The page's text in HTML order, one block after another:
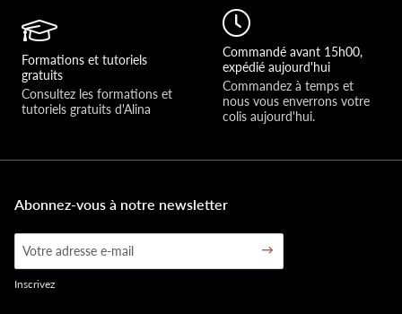
Formations et tutoriels
gratuits
Consultez les formations et
tutoriels gratuits d'Alina
Commandé avant 15h00,
expédié aujourd'hui
Commandez à temps et
nous vous enverrons votre
colis aujourd'hui.
Abonnez-vous à notre newsletter
Inscrivez